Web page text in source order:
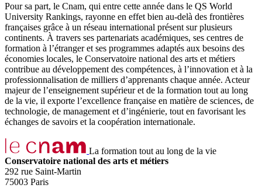
Pour sa part, le Cnam, qui entre cette année dans le QS World
University Rankings, rayonne en effet bien au-delà des frontières
françaises grâce à un réseau international présent sur plusieurs
continents. À travers ses partenariats académiques, ses centres de
formation à l’étranger et ses programmes adaptés aux besoins des
économies locales, le Conservatoire national des arts et métiers
contribue au développement des compétences, à l’innovation et à la
professionnalisation de milliers d’apprenants chaque année. Acteur
majeur de l’enseignement supérieur et de la formation tout au long
de la vie, il exporte l’excellence française en matière de sciences, de
technologie, de management et d’ingénierie, tout en favorisant les
échanges de savoirs et la coopération internationale.
La formation tout au long de la vie
Conservatoire national des arts et métiers
292 rue Saint-Martin
75003 Paris